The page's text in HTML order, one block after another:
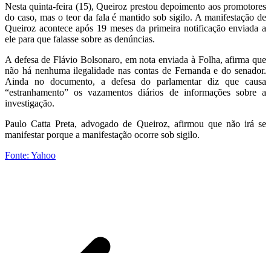
Nesta quinta-feira (15), Queiroz prestou depoimento aos promotores
do caso, mas o teor da fala é mantido sob sigilo. A manifestação de
Queiroz acontece após 19 meses da primeira notificação enviada a
ele para que falasse sobre as denúncias.
A defesa de Flávio Bolsonaro, em nota enviada à Folha, afirma que
não há nenhuma ilegalidade nas contas de Fernanda e do senador.
Ainda no documento, a defesa do parlamentar diz que causa
“estranhamento” os vazamentos diários de informações sobre a
investigação.
Paulo Catta Preta, advogado de Queiroz, afirmou que não irá se
manifestar porque a manifestação ocorre sob sigilo.
Fonte: Yahoo